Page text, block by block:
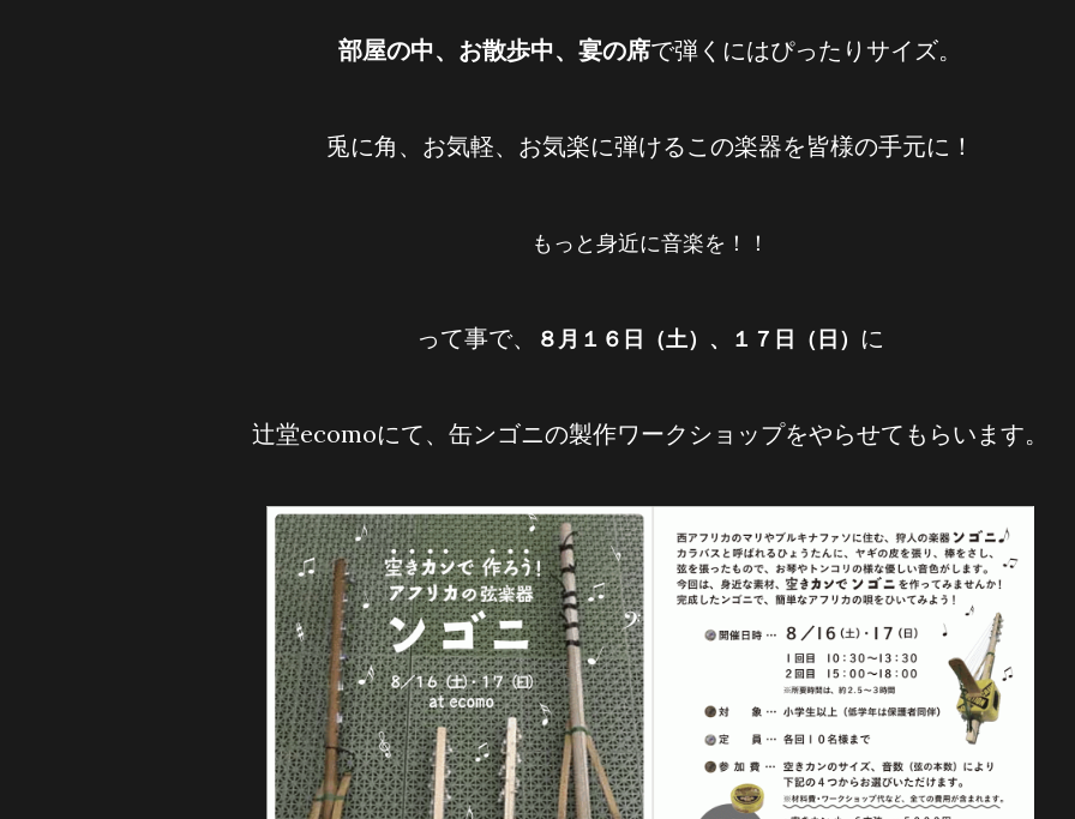
部屋の中、お散歩中、宴の席で弾くにはぴったりサイズ。
兎に角、お気軽、お気楽に弾けるこの楽器を皆様の手元に！
もっと身近に音楽を！！
って事で、 ８月１６日（土）、１７日（日） に
辻堂ecomoにて、缶ンゴニの製作ワークショップをやらせてもらいます。